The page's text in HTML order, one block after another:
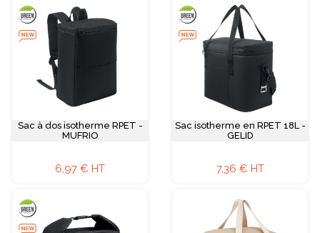
Sac à dos isotherme RPET -
MUFRIO
6,97 € HT
Sac isotherme en RPET 18L -
GELID
7,36 € HT